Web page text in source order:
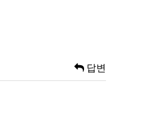
답변